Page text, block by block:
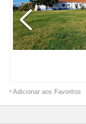
Adicionar aos Favoritos